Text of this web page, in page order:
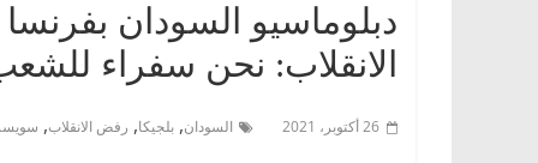
دبلوماسيو السودان
الانقلاب: نحن سفراء
26 أكتوبر، 2021 السودان, بلجيكا, رفض الانقلاب,